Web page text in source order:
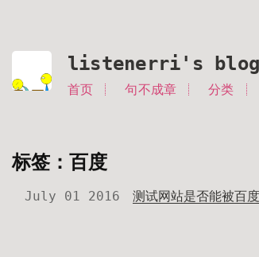
listenerri's blog
首页 句不成章 分类
标签：百度
July 01 2016 测试网站是否能被百